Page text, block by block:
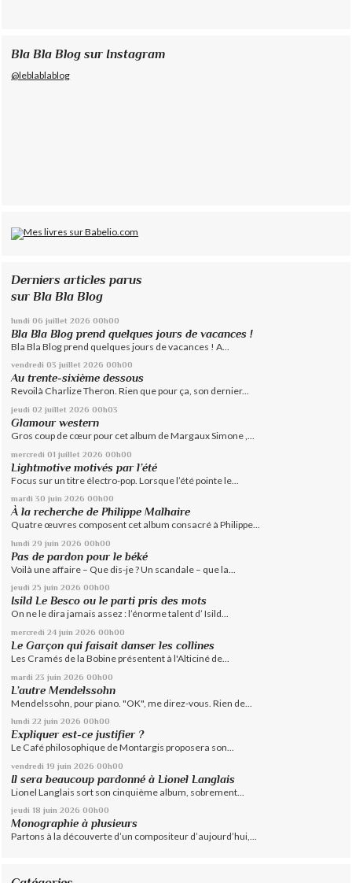
Bla Bla Blog sur Instagram
@leblablablog
Derniers articles parus
sur Bla Bla Blog
lundi 06 juillet 2026 00h00
Bla Bla Blog prend quelques jours de vacances !
Bla Bla Blog prend quelques jours de vacances ! A...
vendredi 03 juillet 2026 00h00
Au trente-sixième dessous
Revoilà Charlize Theron. Rien que pour ça, son dernier...
jeudi 02 juillet 2026 00h03
Glamour western
Gros coup de cœur pour cet album de Margaux Simone ,...
mercredi 01 juillet 2026 00h00
Lightmotive motivés par l’été
Focus sur un titre électro-pop. Lorsque l’été pointe le...
mardi 30 juin 2026 00h00
À la recherche de Philippe Malhaire
Quatre œuvres composent cet album consacré à Philippe...
lundi 29 juin 2026 00h00
Pas de pardon pour le béké
Voilà une affaire – Que dis-je ? Un scandale – que la...
jeudi 25 juin 2026 00h00
Isild Le Besco ou le parti pris des mots
On ne le dira jamais assez : l’énorme talent d’ Isild...
mercredi 24 juin 2026 00h00
Le Garçon qui faisait danser les collines
Les Cramés de la Bobine présentent à l'Alticiné de...
mardi 23 juin 2026 00h00
L’autre Mendelssohn
Mendelssohn, pour piano. "OK", me direz-vous. Rien de...
lundi 22 juin 2026 00h00
Expliquer est-ce justifier ?
Le Café philosophique de Montargis proposera son...
vendredi 19 juin 2026 00h00
Il sera beaucoup pardonné à Lionel Langlais
Lionel Langlais sort son cinquième album, sobrement...
jeudi 18 juin 2026 00h00
Monographie à plusieurs
Partons à la découverte d’un compositeur d’aujourd’hui,...